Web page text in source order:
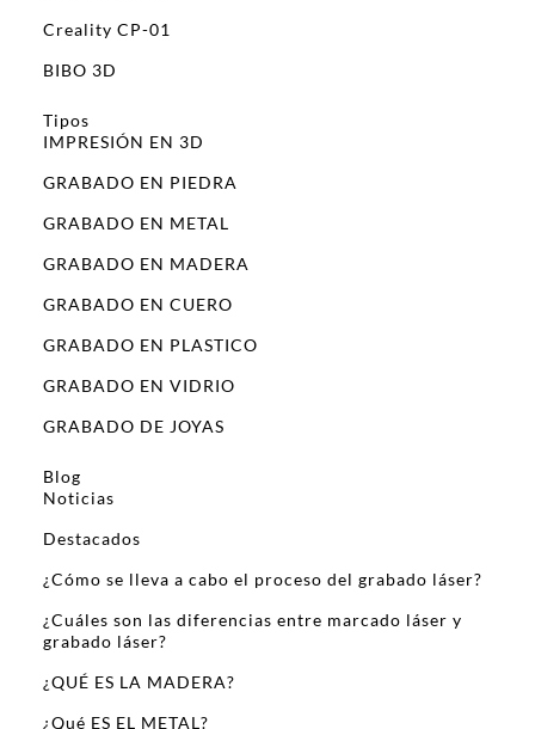
Creality CP-01
BIBO 3D
Tipos
IMPRESIÓN EN 3D
GRABADO EN PIEDRA
GRABADO EN METAL
GRABADO EN MADERA
GRABADO EN CUERO
GRABADO EN PLASTICO
GRABADO EN VIDRIO
GRABADO DE JOYAS
Blog
Noticias
Destacados
¿Cómo se lleva a cabo el proceso del grabado láser?
¿Cuáles son las diferencias entre marcado láser y
grabado láser?
¿QUÉ ES LA MADERA?
¿Qué ES EL METAL?